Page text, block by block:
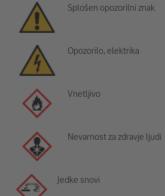
Splošen opozorilni znak
Opozorilo, elektrika
Vnetljivo
Nevarnost za zdravje ljudi
Jedke snovi